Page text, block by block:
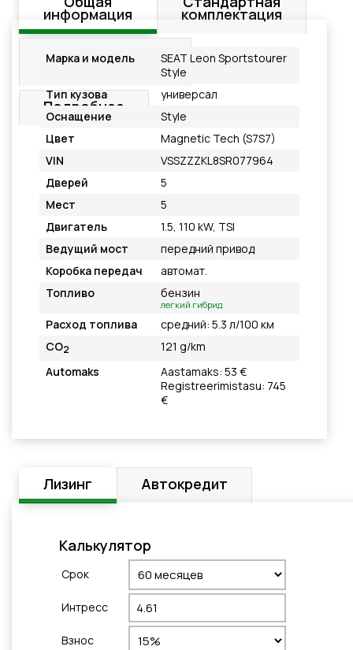
информация комплектация
Дополнительное
оснащение
Подробнее
Марка и модель
SEAT Leon Sportstourer
Style
Тип кузова
универсал
Оснащение
Style
Цвет
Magnetic Tech (S7S7)
VIN
VSSZZZKL8SR077964
Дверей
5
Мест
5
Двигатель
1.5, 110 kW, TSI
Ведущий мост
передний привод
Коробка передач
автомат.
Топливо
бензин
легкий гибрид
Расход топлива
средний: 5.3 л/100 км
CO2
121 g/km
Automaks
Aastamaks: 53 €
Registreerimistasu: 745
€
Лизинг Автокредит
Калькулятор
Cрок
Интресс
Взнос